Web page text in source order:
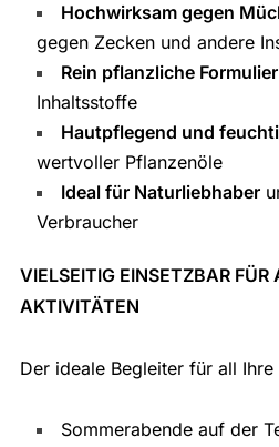
Hochwirksam gegen
gegen Zecken und andere
Rein pflanzliche
Inhaltsstoffe
Hautpflegend und
wertvoller Pflanzenöle
Ideal für Naturliebhaber
Verbraucher
VIELSEITIG EINSETZBAR FÜR
AKTIVITÄTEN
Der ideale Begleiter für all
Sommerabende auf der